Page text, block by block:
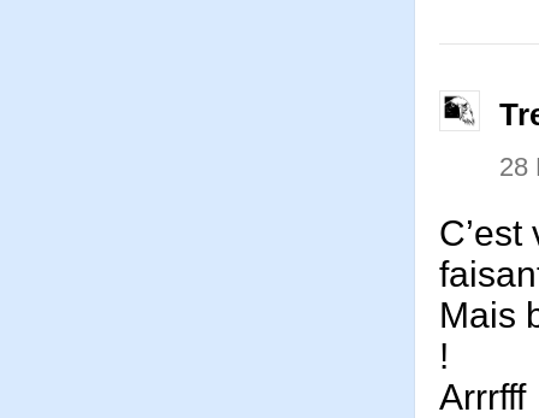
28
Mais
!